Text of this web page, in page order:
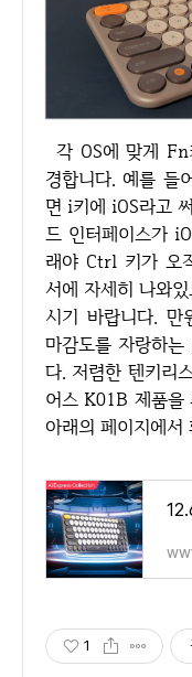
각 OS에 맞게 Fn키를 사용해 연결 인터페이스를 변
경합니다. 예를 들
면 i키에 iOS라고
드 인터페이스가
래야 Ctrl 키가 오
서에 자세히 나와
시기 바랍니다. 만
마감도를 자랑하
다. 저렴한 텐키리
어스 K01B 제품을
아래의 페이지에서
1